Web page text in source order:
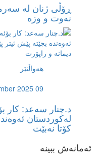
ڕۆڵی ژنان لە
نەوت و وزە
دیمانە و راپۆرت
هەواڵنێر
2025 09
د.چنار سەعد: کار
لەکوردستان
کۆتا نەبێت
ئەمانەش ببینە